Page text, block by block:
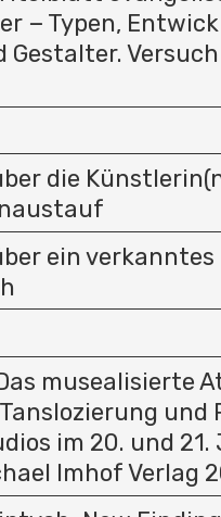
− Typen,
die
ein
musealisierte
im 20. und
Imhof Verlag